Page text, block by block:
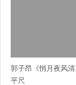
郭子昂《悄月夜风清
平尺